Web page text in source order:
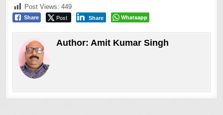
Post Views: 449
Share Post Share Whatsapp
Author:Amit Kumar Singh